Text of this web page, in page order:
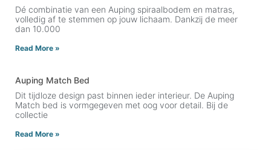
Dé combinatie van een Auping spiraalbodem en matras,
volledig af te stemmen op jouw lichaam. Dankzij de meer
dan 10.000
Read More »
Auping Match Bed
Dit tijdloze design past binnen ieder interieur. De Auping
Match bed is vormgegeven met oog voor detail. Bij de
collectie
Read More »